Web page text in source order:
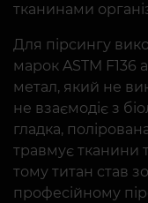
тканинами
Для пірсингу
марок ASTM F136
метал, який не
не взаємодіє з
гладка,
травмує тканини
тому титан став
професійному